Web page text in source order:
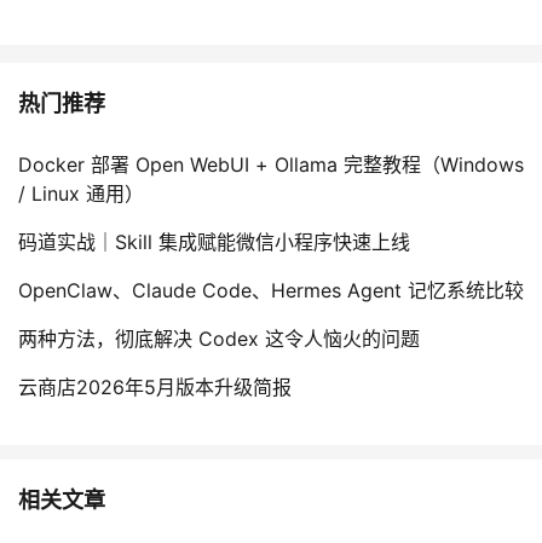
热门推荐
Docker 部署 Open WebUI + Ollama 完整教程（Windows
/ Linux 通用）
码道实战｜Skill 集成赋能微信小程序快速上线
OpenClaw、Claude Code、Hermes Agent 记忆系统比较
两种方法，彻底解决 Codex 这令人恼火的问题
云商店2026年5月版本升级简报
相关文章